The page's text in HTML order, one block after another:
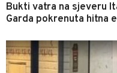
Bukti vatra na sjeveru
Garda pokrenuta hitna